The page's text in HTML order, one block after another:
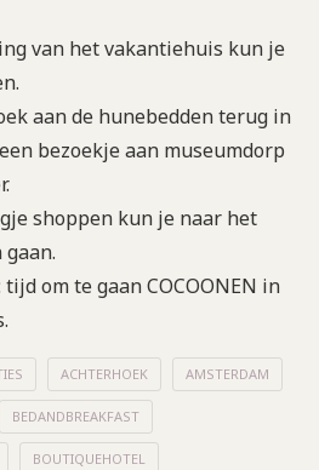
van het vakantiehuis kun je
aan de hunebedden terug in
bezoekje aan museumdorp
shoppen kun je naar het
om te gaan COCOONEN in
ACHTERHOEK AMSTERDAM
BEDANDBREAKFAST
BOUTIQUEHOTEL